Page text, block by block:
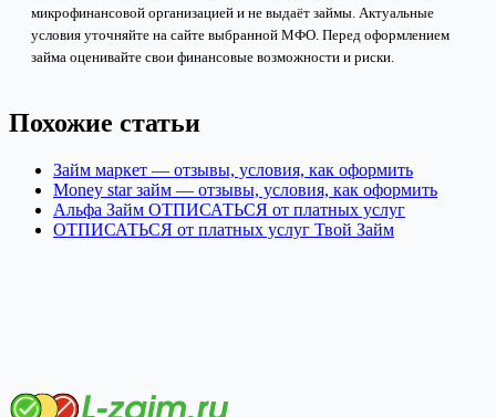
микрофинансовой организацией и не выдаёт займы. Актуальные
условия уточняйте на сайте выбранной МФО. Перед оформлением
займа оценивайте свои финансовые возможности и риски.
Похожие статьи
Займ маркет — отзывы, условия, как оформить
Money star займ — отзывы, условия, как оформить
Альфа Займ ОТПИСАТЬСЯ от платных услуг
ОТПИСАТЬСЯ от платных услуг Твой Займ